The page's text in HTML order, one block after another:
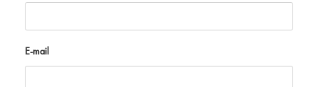
E-mail